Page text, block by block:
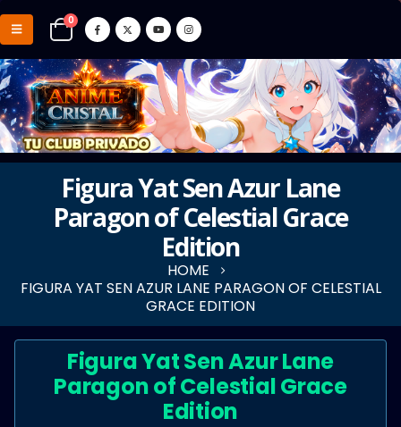
0
Figura Yat Sen Azur Lane
Paragon of Celestial Grace
Edition
HOME
FIGURA YAT SEN AZUR LANE PARAGON OF CELESTIAL
GRACE EDITION
Figura Yat Sen Azur Lane
Paragon of Celestial Grace
Edition